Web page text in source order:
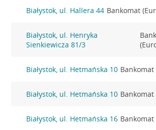
Białystok, ul. Hallera 44 Bankomat
Białystok, ul. Henryka
Sienkiewicza 81/3
Białystok, ul. Hetmańska 10
Białystok, ul. Hetmańska 10
Białystok, ul. Hetmańska 16